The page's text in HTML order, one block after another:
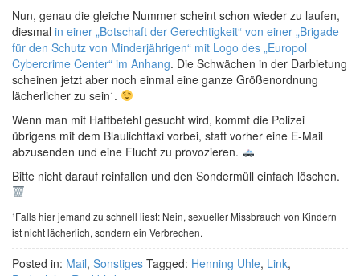
Nun, genau die gleiche Nummer scheint schon wieder zu laufen,
diesmal in einer „Botschaft der Gerechtigkeit“ von einer „Brigade
für den Schutz von Minderjährigen“ mit Logo des „Europol
Cybercrime Center“ im Anhang. Die Schwächen in der Darbietung
scheinen jetzt aber noch einmal eine ganze Größenordnung
lächerlicher zu sein¹.
Wenn man mit Haftbefehl gesucht wird, kommt die Polizei
übrigens mit dem Blaulichttaxi vorbei, statt vorher eine E-Mail
abzusenden und eine Flucht zu provozieren.
Bitte nicht darauf reinfallen und den Sondermüll einfach löschen.
¹Falls hier jemand zu schnell liest: Nein, sexueller Missbrauch von Kindern
ist nicht lächerlich, sondern ein Verbrechen.
Posted in: Mail, Sonstiges Tagged: Henning Uhle, Link,